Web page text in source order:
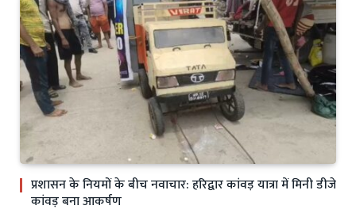
प्रशासन के नियमों के बीच नवाचार: हरिद्वार कांवड़ यात्रा में मिनी डीजे
कांवड़ बना आकर्षण